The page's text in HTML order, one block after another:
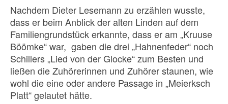
Nachdem Dieter Lesemann zu erzählen wusste,
dass er beim Anblick der alten Linden auf dem
Familiengrundstück erkannte, dass er am „Kruuse
Böömke“ war, gaben die drei „Hahnenfeder“ noch
Schillers „Lied von der Glocke“ zum Besten und
ließen die Zuhörerinnen und Zuhörer staunen, wie
wohl die eine oder andere Passage in „Meierksch
Platt“ gelautet hätte.